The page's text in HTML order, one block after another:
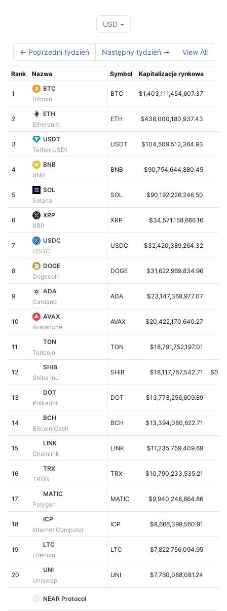
Nadchodzące
Ostatnio dodane
Wzrosty i spadki
Najczęściej wyświetlane
Nastawienie społeczności
Ranking łańcuchów
Rynki predykcyjne
Popularne
Nowy
Krypto
Polityka
Sporty
Finanse
Technologia
NFT
Ogólne statystyki NFT
Nadchodzące wyprzedaże
Indeks strachu i chciwości.
Indeks sezonu Altcoinów
Wskaźniki cyklu rynkowego
Dominacja Bitcoina
CoinMarketCap 20 Index
CoinMarketCap 100 Index
Przepływy ETF
Krypto ETF
Fundusze ETF na Bitcoin
Fundusze ETF na Eter
Analiza techniczna
RSI
MACD
Instrumenty pochodne
Przegląd
Likwidacje
Stopy finansowania
Instrumenty pochodne
Cennik
Zasoby
Dokumentacja
Często zadawane pytania
Integracje AI
CMC Hub Agentów
Rynek Umiejętności
CMC MCP
x402
CMC Launch
CMC Labs
CMC Max
Najważniejsze wiadomości
Bot Telegramu
Reklama
Widżety na stronę
Baza wiedzy
Aktualności
Academy
Badania
Filmy
Słowniczek
Kampanie
Airdropy
Nagrody w postaci diamentów
Ucz się i zarabiaj
Kalendarze
Kalendarz ICO
Kalendarz wydarzeń
USD
← Poprzedni tydzień Następny tydzień → View All
Rank Nazwa Symbol Kapitalizacja rynkowa
1
BTC
Bitcoin
BTC $1,403,111,454,607.37
2
ETH
Ethereum
ETH $438,000,180,937.43
3
USDT
Tether USDt
USDT $104,509,512,364.93
4
BNB
BNB
BNB $90,754,644,880.45
5
SOL
Solana
SOL $90,192,226,246.50
6
XRP
XRP
XRP $34,571,158,666.16
7
USDC
USDC
USDC $32,420,389,264.32
8
DOGE
Dogecoin
DOGE $31,622,969,834.96
9
ADA
Cardano
ADA $23,147,368,977.07
10
AVAX
Avalanche
AVAX $20,422,170,640.27
11
TON
Toncoin
TON $18,791,752,197.01
12
SHIB
Shiba Inu
SHIB $18,117,757,542.71
13
DOT
Polkadot
DOT $13,773,256,609.89
14
BCH
Bitcoin Cash
BCH $13,394,080,622.71
15
LINK
Chainlink
LINK $11,235,759,409.69
16
TRX
TRON
TRX $10,790,233,535.21
17
MATIC
Polygon
MATIC $9,940,248,864.86
18
ICP
Internet Computer
ICP $8,666,398,560.91
19
LTC
Litecoin
LTC $7,822,756,094.95
20
UNI
Uniswap
UNI $7,760,088,081.24
NEAR Protocol